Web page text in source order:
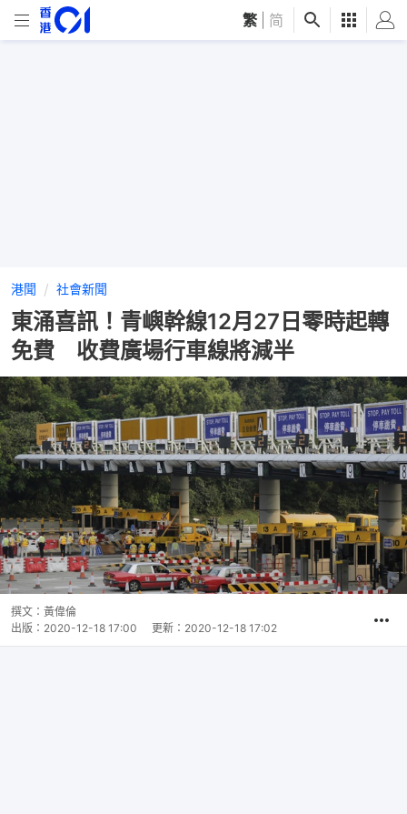
繁 简
港聞 社會新聞
東涌喜訊！青嶼幹線12月27日零時起轉
免費 收費廣場行車線將減半
撰文： 黃偉倫
出版： 2020-12-18 17:00 更新： 2020-12-18 17:02